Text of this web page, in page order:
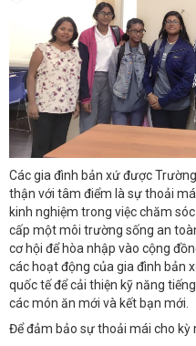
Các gia đình bản xứ được
thận với tâm điểm là sự thoải
kinh nghiệm trong việc chăm
cấp một môi trường sống an
cơ hội để hòa nhập vào cộng
các hoạt động của gia đình bản
quốc tế để cải thiện kỹ năng
các món ăn mới và kết bạn mới.
Để đảm bảo sự thoải mái cho kỳ